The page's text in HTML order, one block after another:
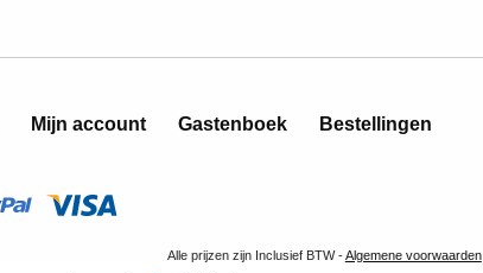
Mijn account Gastenboek Bestellingen
Alle prijzen zijn Inclusief BTW -Algemene voorwaarden